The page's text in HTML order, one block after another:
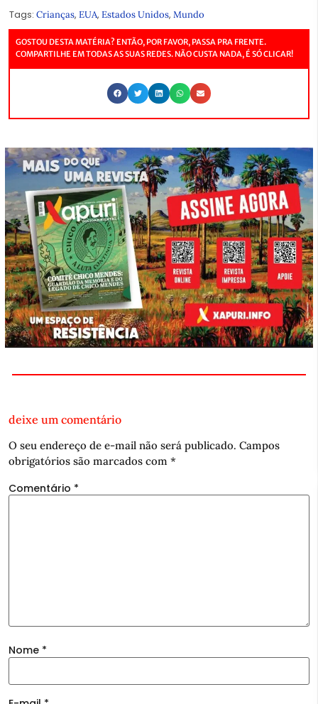
Tags: Crianças, EUA, Estados Unidos, Mundo
GOSTOU DESTA MATÉRIA? ENTÃO, POR FAVOR, PASSA PRA FRENTE.
COMPARTILHE EM TODAS AS SUAS REDES. NÃO CUSTA NADA, É SÓ CLICAR!
deixe um comentário
O seu endereço de e-mail não será publicado. Campos
obrigatórios são marcados com *
Comentário *
Nome *